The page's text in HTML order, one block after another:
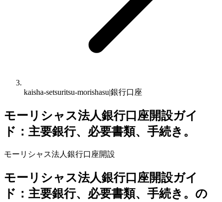
kaisha-setsuritsu-morishasu|銀行口座
モーリシャス法人銀行口座開設ガイ
ド：主要銀行、必要書類、手続き。
モーリシャス法人銀行口座開設
モーリシャス法人銀行口座開設ガイ
ド：主要銀行、必要書類、手続き。の